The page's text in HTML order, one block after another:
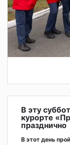
В эту
курорте
празднично
В этот день